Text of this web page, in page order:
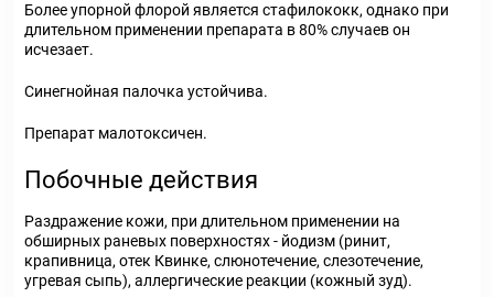
Более упорной флорой является стафилококк, однако при
длительном применении препарата в 80% случаев он
исчезает.
Синегнойная палочка устойчива.
Препарат малотоксичен.
Побочные действия
Раздражение кожи, при длительном применении на
обширных раневых поверхностях - йодизм (ринит,
крапивница, отек Квинке, слюнотечение, слезотечение,
угревая сыпь), аллергические реакции (кожный зуд).